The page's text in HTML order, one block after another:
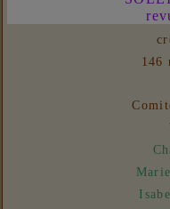
31/07/2026 :Ateliers
- Un
146